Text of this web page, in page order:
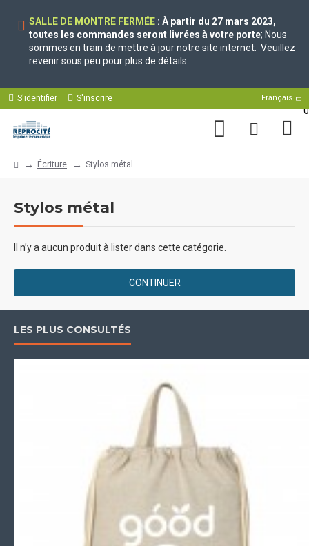
SALLE DE MONTRE FERMÉE : À partir du 27 mars 2023,
toutes les commandes seront livrées à votre porte; Nous
sommes en train de mettre à jour notre site internet. Veuillez
revenir sous peu pour plus de détails.
S'identifier S'inscrire Français
0
Écriture Stylos métal
Stylos métal
Il n’y a aucun produit à lister dans cette catégorie.
CONTINUER
LES PLUS CONSULTÉS